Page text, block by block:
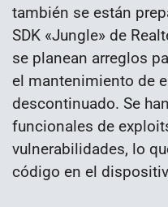
también se están
SDK «Jungle» de
se planean arreglos
el mantenimiento de
descontinuado. Se
funcionales de
vulnerabilidades, lo
código en el